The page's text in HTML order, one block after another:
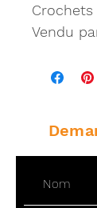
Vendu